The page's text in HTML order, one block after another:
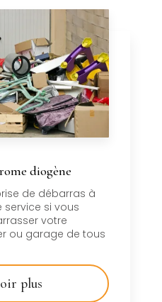
diogène
de débarras à
service si vous
votre
ou garage de tous
plus